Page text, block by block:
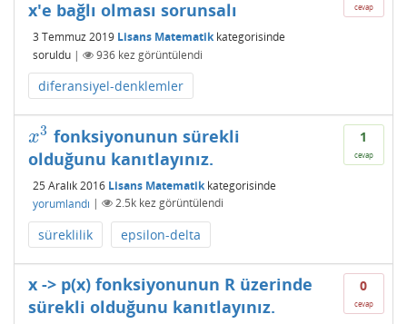
cevap
x'e bağlı olması sorunsalı
3 Temmuz 2019 Lisans Matematikkategorisinde
soruldu | 936 kez görüntülendi
diferansiyel-denklemler
1
cevap
x3
x3 fonksiyonunun sürekli
olduğunu kanıtlayınız.
25 Aralık 2016 Lisans Matematik kategorisinde
yorumlandı | 2.5k kez görüntülendi
süreklilik epsilon-delta
0
cevap
x -> p(x) fonksiyonunun R üzerinde
sürekli olduğunu kanıtlayınız.